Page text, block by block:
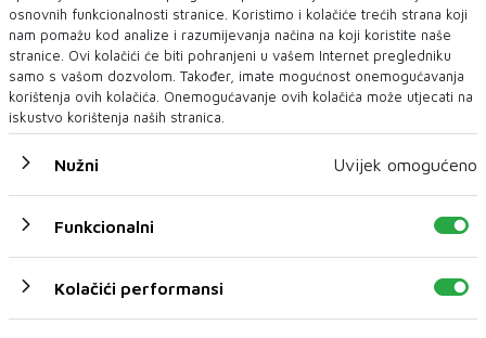
INTOLERANCIJA NA GLUTEN
Šest najčešćih znakova intolerancije na gluten
Intolerancija na gluten je zdrastveno stanje koje često iscrpljuje
ljude, a pritom mnogi ni ne zn...
osnovnih funkcionalnosti stranice. Koristimo i kolačiće trećih strana koji
nam pomažu kod analize i razumijevanja načina na koji koristite naše
stranice. Ovi kolačići će biti pohranjeni u vašem Internet pregledniku
samo s vašom dozvolom. Također, imate mogućnost onemogućavanja
korištenja ovih kolačića. Onemogućavanje ovih kolačića može utjecati na
iskustvo korištenja naših stranica.
Nužni Uvijek omogućeno
Funkcionalni
Kolačići performansi